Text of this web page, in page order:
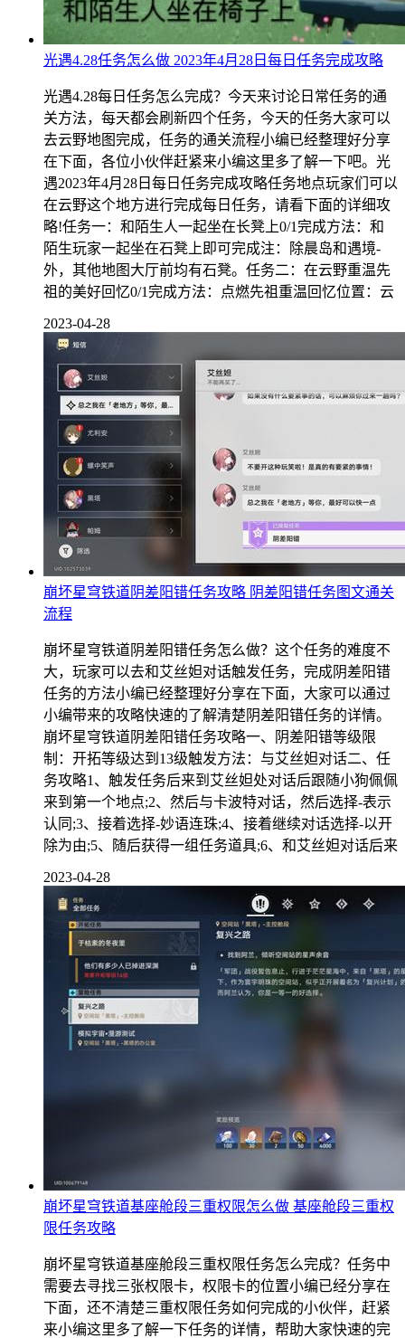
光遇4.28任务怎么做 2023年4月28日每日任务完成攻略
光遇4.28每日任务怎么完成？今天来讨论日常任务的通
关方法，每天都会刷新四个任务，今天的任务大家可以
去云野地图完成，任务的通关流程小编已经整理好分享
在下面，各位小伙伴赶紧来小编这里多了解一下吧。光
遇2023年4月28日每日任务完成攻略任务地点玩家们可以
在云野这个地方进行完成每日任务，请看下面的详细攻
略!任务一：和陌生人一起坐在长凳上0/1完成方法：和
陌生玩家一起坐在石凳上即可完成注：除晨岛和遇境-
外，其他地图大厅前均有石凳。任务二：在云野重温先
祖的美好回忆0/1完成方法：点燃先祖重温回忆位置：云
2023-04-28
崩坏星穹铁道阴差阳错任务攻略 阴差阳错任务图文通关
流程
崩坏星穹铁道阴差阳错任务怎么做？这个任务的难度不
大，玩家可以去和艾丝妲对话触发任务，完成阴差阳错
任务的方法小编已经整理好分享在下面，大家可以通过
小编带来的攻略快速的了解清楚阴差阳错任务的详情。
崩坏星穹铁道阴差阳错任务攻略一、阴差阳错等级限
制：开拓等级达到13级触发方法：与艾丝妲对话二、任
务攻略1、触发任务后来到艾丝妲处对话后跟随小狗佩佩
来到第一个地点;2、然后与卡波特对话，然后选择-表示
认同;3、接着选择-妙语连珠;4、接着继续对话选择-以开
除为由;5、随后获得一组任务道具;6、和艾丝妲对话后来
2023-04-28
崩坏星穹铁道基座舱段三重权限怎么做 基座舱段三重权
限任务攻略
崩坏星穹铁道基座舱段三重权限任务怎么完成？任务中
需要去寻找三张权限卡，权限卡的位置小编已经分享在
下面，还不清楚三重权限任务如何完成的小伙伴，赶紧
来小编这里多了解一下任务的详情，帮助大家快速的完